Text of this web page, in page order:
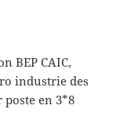
BEP CAIC,
industrie des
poste en 3*8